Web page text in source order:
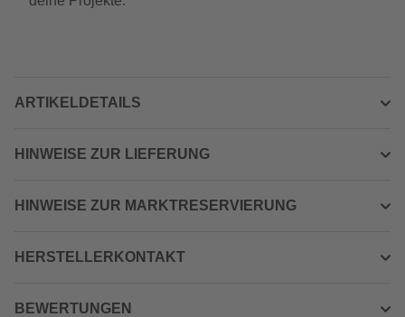
ARTIKELDETAILS
HINWEISE ZUR LIEFERUNG
HINWEISE ZUR MARKTRESERVIERUNG
HERSTELLERKONTAKT
BEWERTUNGEN